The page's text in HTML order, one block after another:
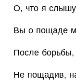
О, что я
Вы о пощаде
После борьбы,
Не пощадив,